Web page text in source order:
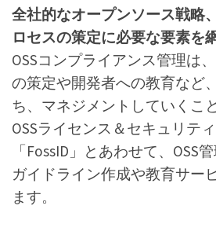
全社的なオープンソース戦略
ロセスの策定に必要な要素を
OSSコンプライアンス管理は
の策定や開発者への教育など
ち、マネジメントしていくこ
OSSライセンス＆セキュリテ
「FossID」とあわせて、OSS
ガイドライン作成や教育サー
ます。